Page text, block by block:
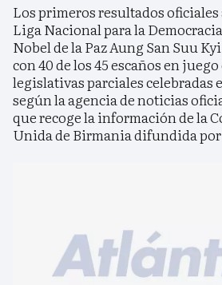
Los primeros resultados oficiales
Liga Nacional para la
Nobel de la Paz Aung San Suu
con 40 de los 45 escaños en
legislativas parciales celebradas
según la agencia de noticias
que recoge la información de la
Unida de Birmania difundida